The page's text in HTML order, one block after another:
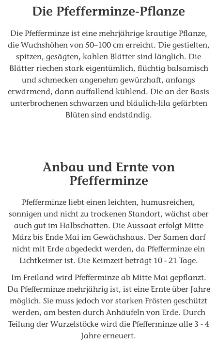
Die Pfefferminze-Pflanze
Die Pfefferminze ist eine mehrjährige krautige Pflanze,
die Wuchshöhen von 50–100 cm erreicht. Die gestielten,
spitzen, gesägten, kahlen Blätter sind länglich. Die
Blätter riechen stark eigentümlich, flüchtig balsamisch
und schmecken angenehm gewürzhaft, anfangs
erwärmend, dann auffallend kühlend. Die an der Basis
unterbrochenen schwarzen und bläulich-lila gefärbten
Blüten sind endständig.
Anbau und Ernte von
Pfefferminze
Pfefferminze liebt einen leichten, humusreichen,
sonnigen und nicht zu trockenen Standort, wächst aber
auch gut im Halbschatten. Die Aussaat erfolgt Mitte
März bis Ende Mai im Gewächshaus. Der Samen darf
nicht mit Erde abgedeckt werden, da Pfefferminze ein
Lichtkeimer ist. Die Keimzeit beträgt 10 - 21 Tage.
Im Freiland wird Pfefferminze ab Mitte Mai gepflanzt.
Da Pfefferminze mehrjährig ist, ist eine Ernte über Jahre
möglich. Sie muss jedoch vor starken Frösten geschützt
werden, am besten durch Anhäufeln von Erde. Durch
Teilung der Wurzelstöcke wird die Pfefferminze alle 3 - 4
Jahre erneuert.